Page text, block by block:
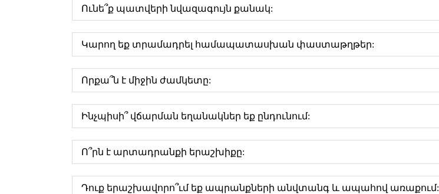
Ունե՞ք պատվերի նվազագույն քանակ:
Կարող եք տրամադրել համապատասխան փաստաթղթեր:
Որքա՞ն է միջին ժամկետը:
Ինչպիսի՞ վճարման եղանակներ եք ընդունում:
Ո՞րն է արտադրանքի երաշխիքը:
Դուք երաշխավորո՞ւմ եք ապրանքների անվտանգ և ապահով առաքում: